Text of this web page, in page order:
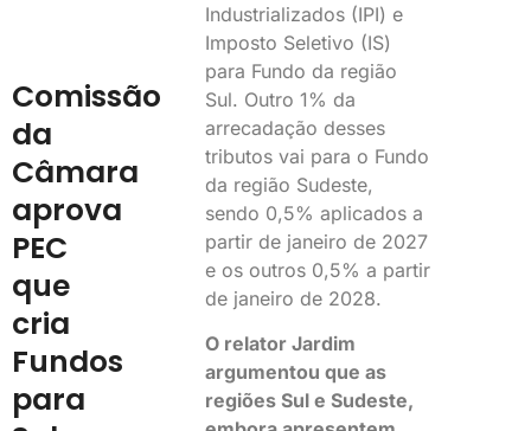
Comissão
da
Câmara
aprova
PEC
que
cria
Fundos
para
Industrializados (IPI) e
Imposto Seletivo (IS)
para Fundo da região
Sul. Outro 1% da
arrecadação desses
tributos vai para o Fundo
da região Sudeste,
sendo 0,5% aplicados a
partir de janeiro de 2027
e os outros 0,5% a partir
de janeiro de 2028.
O relator Jardim
argumentou que as
regiões Sul e Sudeste,